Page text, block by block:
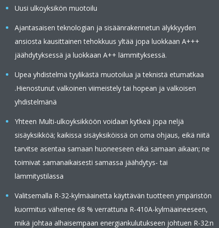
Uusi ulkoyksikön muotoilu
Ajantasaisen teknologian ja sisäänrakennetun älykkyyden
ansiosta kausittainen tehokkuus yltää jopa luokkaan A+++
jäähdytyksessä ja luokkaan A++ lämmityksessä.
Upea yhdistelmä tyylikästä muotoilua ja teknistä etumatkaa
.Hienostunut valkoinen viimeistely tai hopean ja valkoisen
yhdistelmänä
Yhteen Multi-ulkoyksikköön voidaan kytkeä jopa neljä
sisäyksikköä; kaikissa sisäyksiköissä on oma ohjaus, eikä niitä
tarvitse asentaa samaan huoneeseen eikä samaan aikaan; ne
toimivat samanaikaisesti samassa jäähdytys- tai
lämmitystilassa
Valitsemalla R-32-kylmäainetta käyttävän tuotteen ympäristön
kuormitus vähenee 68 % verrattuna R-410A-kylmäaineeseen,
mikä johtaa alhaisempaan energiankulutukseen johtuen R-32:n